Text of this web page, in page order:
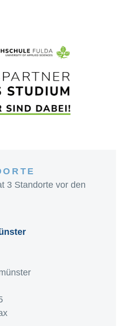
3 Standorte vor den